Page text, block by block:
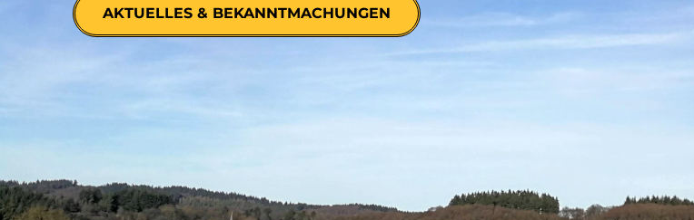
AKTUELLES & BEKANNTMACHUNGEN